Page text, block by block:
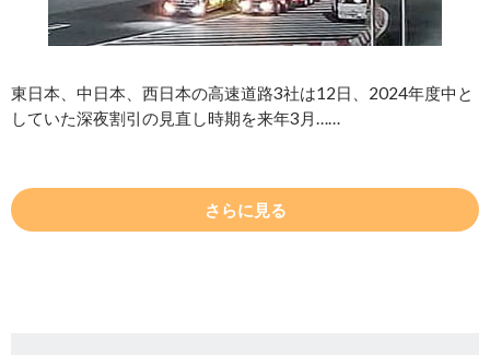
東日本、中日本、西日本の高速道路3社は12日、2024年度中と
していた深夜割引の見直し時期を来年3月……
さらに見る